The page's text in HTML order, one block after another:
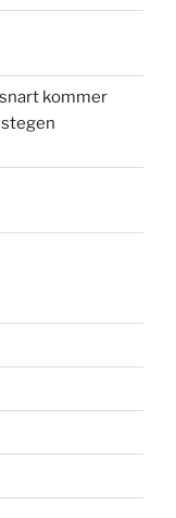
kommer